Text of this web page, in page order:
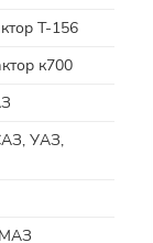
Т-156
к700
УАЗ,